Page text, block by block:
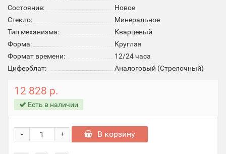
Состояние:
Новое
Стекло:
Минеральное
Тип механизма:
Кварцевый
Форма:
Круглая
Формат времени:
12/24 часа
Циферблат:
Аналоговый (Стрелочный)
12 828 р.
Есть в наличии
+
- В корзину